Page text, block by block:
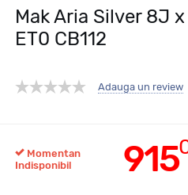
Mak Aria Silver 8J
ET0 CB112
Adauga un review
915
Momentan
Indisponibil